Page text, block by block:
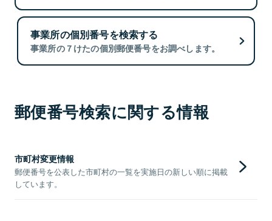
事業所の個別番号を検索する
事業所の７けたの個別郵便番号をお調べします。
郵便番号検索に関する情報
市町村変更情報
郵便番号を公表した市町村の一覧を実施日の新しい順に掲載
しています。